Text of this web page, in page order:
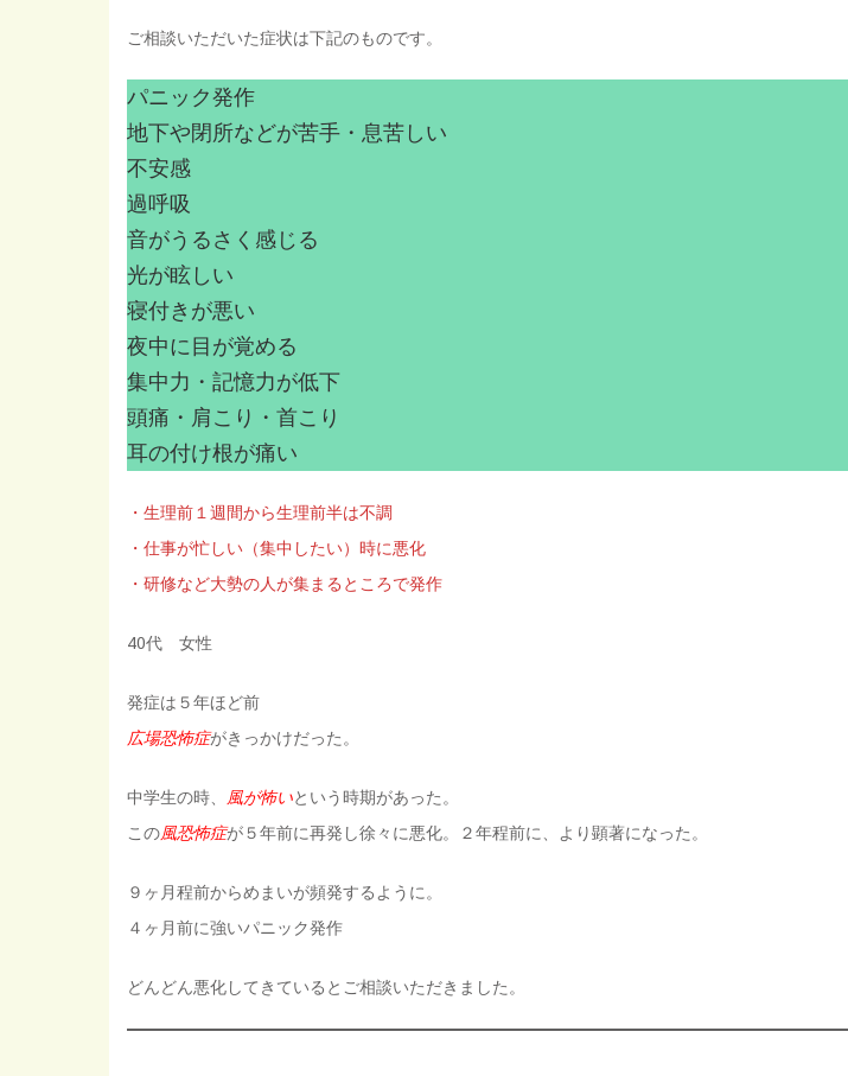
ご相談いただいた症状は下記のものです。
パニック発作
地下や閉所などが苦手・息苦しい
不安感
過呼吸
音がうるさく感じる
光が眩しい
寝付きが悪い
夜中に目が覚める
集中力・記憶力が低下
頭痛・肩こり・首こり
耳の付け根が痛い
・生理前１週間から生理前半は不調
・仕事が忙しい（集中したい）時に悪化
・研修など大勢の人が集まるところで発作
40代 女性
発症は５年ほど前
広場恐怖症がきっかけだった。
中学生の時、 風が怖いという時期があった。
この風恐怖症が５年前に再発し徐々に悪化。２年程前に、より顕著になった。
９ヶ月程前からめまいが頻発するように。
４ヶ月前に強いパニック発作
どんどん悪化してきているとご相談いただきました。